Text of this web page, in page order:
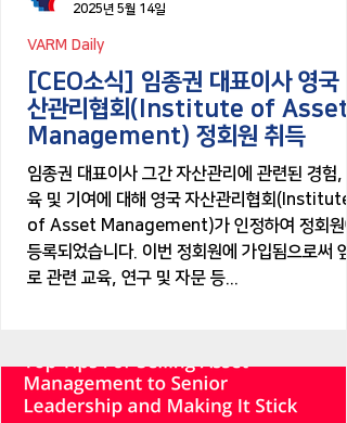
[CEO소식] 임종권 대표이사 영국
산관리협회(Institute of Asset
Management) 정회원 취득
임종권 대표이사 그간 자산관리에 관련된 경험,
육 및 기여에 대해 영국 자산관리협회(Institute
of Asset Management)가 인정하여 정회원
등록되었습니다. 이번 정회원에 가입됨으로써 앞으
로 관련 교육, 연구 및 자문 등...
VARM Daily
2025년 5월 14일